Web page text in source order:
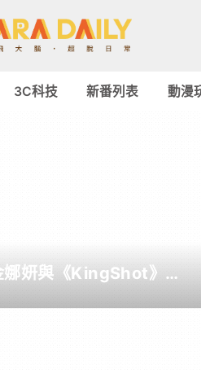
3C科技 新番列表 動漫
娜妍與《KingShot》再